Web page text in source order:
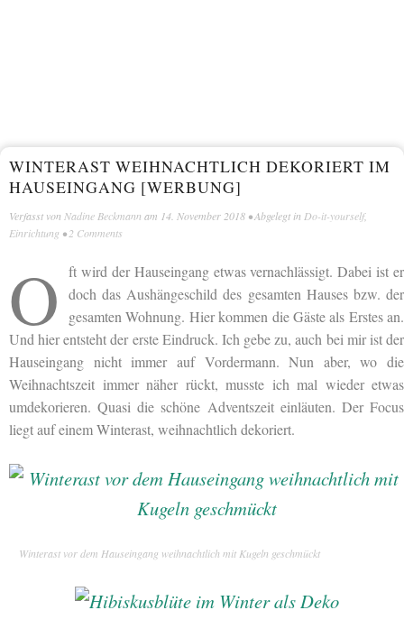
WINTERAST WEIHNACHTLICH DEKORIERT IM
HAUSEINGANG [WERBUNG]
Verfasst von Nadine Beckmann am 14. November 2018 • Abgelegt in Do-it-yourself,
Einrichtung •2 Comments
O
ft wird der Hauseingang etwas vernachlässigt. Dabei ist er
doch das Aushängeschild des gesamten Hauses bzw. der
gesamten Wohnung. Hier kommen die Gäste als Erstes an.
Und hier entsteht der erste Eindruck. Ich gebe zu, auch bei mir ist der
Hauseingang nicht immer auf Vordermann. Nun aber, wo die
Weihnachtszeit immer näher rückt, musste ich mal wieder etwas
umdekorieren. Quasi die schöne Adventszeit einläuten. Der Focus
liegt auf einem Winterast, weihnachtlich dekoriert.
Winterast vor dem Hauseingang weihnachtlich mit Kugeln geschmückt